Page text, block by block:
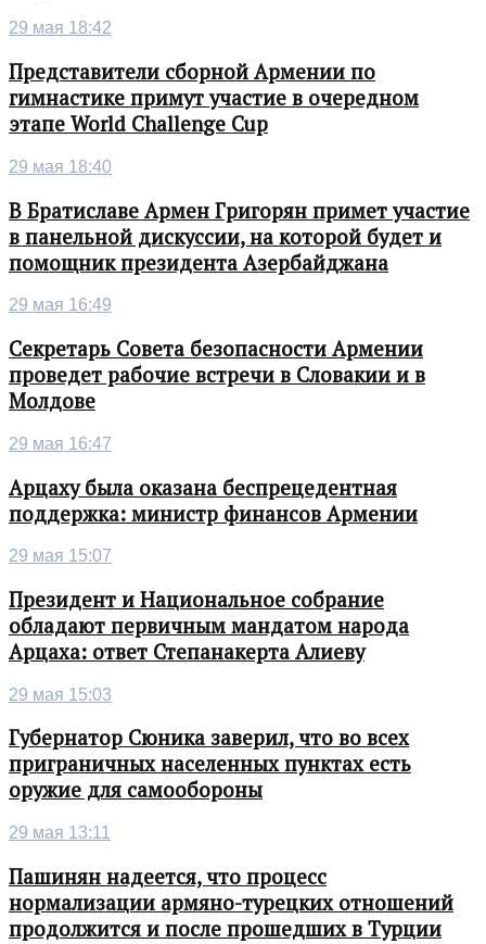
29 мая 18:42
Представители сборной Армении по
гимнастике примут участие в очередном
этапе World Challenge Cup
29 мая 18:40
В Братиславе Армен Григорян примет участие
в панельной дискуссии, на которой будет и
помощник президента Азербайджана
29 мая 16:49
Секретарь Совета безопасности Армении
проведет рабочие встречи в Словакии и в
Молдове
29 мая 16:47
Арцаху была оказана беспрецедентная
поддержка: министр финансов Армении
29 мая 15:07
Президент и Национальное собрание
обладают первичным мандатом народа
Арцаха: ответ Степанакерта Алиеву
29 мая 15:03
Губернатор Сюника заверил, что во всех
приграничных населенных пунктах есть
оружие для самообороны
29 мая 13:11
Пашинян надеется, что процесс
нормализации армяно-турецких отношений
продолжится и после прошедших в Турции